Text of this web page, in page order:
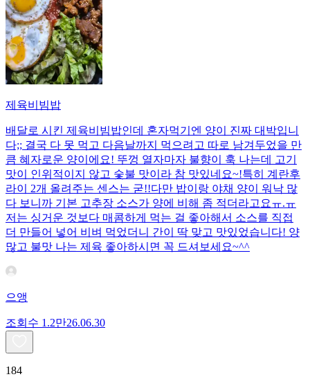
제육비빔밥
배달로 시킨 제육비빔밥인데 혼자먹기엔 양이 진짜 대박입니
다;; 결국 다 못 먹고 다음날까지 먹으려고 따로 남겨두었을 만
큼 혜자로운 양이에요! 뚜껑 열자마자 불향이 훅 나는데 고기
맛이 인위적이지 않고 숯불 맛이라 참 맛있네요~!특히 계란후
라이 2개 올려주는 센스는 굳!! ​다만 밥이랑 야채 양이 워낙 많
다 보니까 기본 고추장 소스가 양에 비해 좀 적더라고요ㅠ.ㅠ
저는 싱거운 것보다 매콤하게 먹는 걸 좋아해서 소스를 직접
더 만들어 넣어 비벼 먹었더니 간이 딱 맞고 맛있었습니다! 양
많고 불맛 나는 제육 좋아하시면 꼭 드셔보세요~^^
으앵
조회수 1.2만26.06.30
184